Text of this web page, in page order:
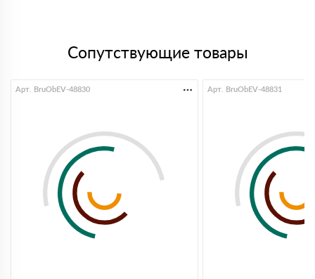
Сопутствующие товары
Арт. BruObEV-48830 Арт. BruObEV-48831